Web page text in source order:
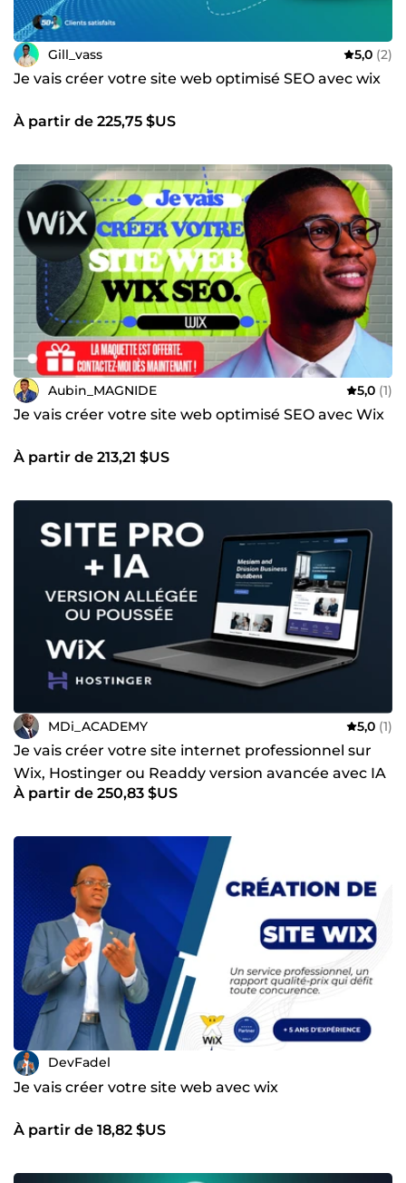
Gill_vass 5,0 (2)
Je vais créer votre site web optimisé SEO avec wix
À partir de 225,75 $US
Aubin_MAGNIDE 5,0 (1)
Je vais créer votre site web optimisé SEO avec Wix
À partir de 213,21 $US
MDi_ACADEMY 5,0 (1)
Je vais créer votre site internet professionnel sur
Wix, Hostinger ou Readdy version avancée avec IA
À partir de 250,83 $US
DevFadel
Je vais créer votre site web avec wix
À partir de 18,82 $US